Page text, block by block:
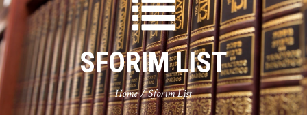
SFORIM LIST
Home/Sforim List